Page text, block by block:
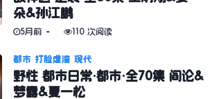
朵&孙江鹏
5月前 110 次阅读
都市 打脸虐渣 现代
野性 都市日常·都市·全70集 阎论&
梦露&夏一松